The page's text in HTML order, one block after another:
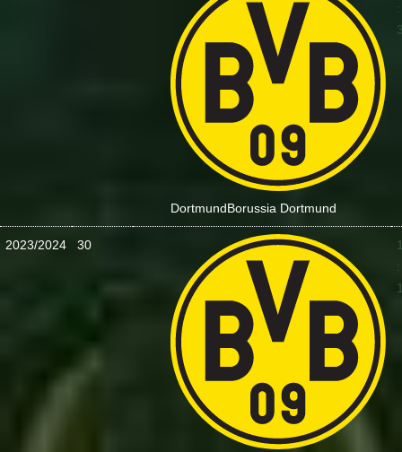
DortmundBorussia Dortmund
:
2023/2024 30
: